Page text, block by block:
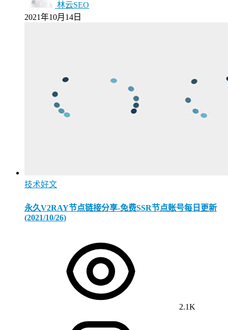
林云SEO
2021年10月14日
技术好文
永久V2RAY节点链接分享-免费SSR节点账号每日更新
(2021/10/26)
2.1K